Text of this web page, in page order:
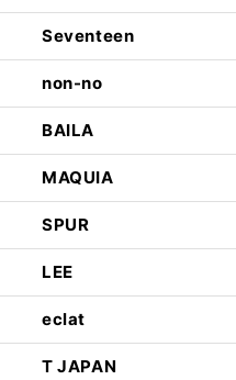
Seventeen
non-no
BAILA
MAQUIA
SPUR
LEE
eclat
T JAPAN